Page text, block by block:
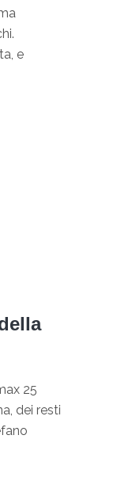
e
25
dei resti